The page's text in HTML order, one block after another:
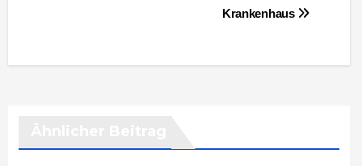
Krankenhaus